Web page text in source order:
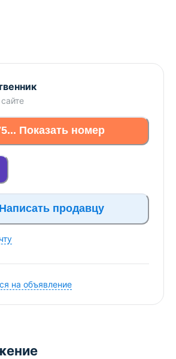
Показать номер
Написать продавцу
на объявление